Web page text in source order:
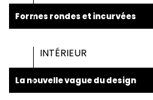
Formes rondes et incurvées
INTÉRIEUR
La nouvelle vague du design